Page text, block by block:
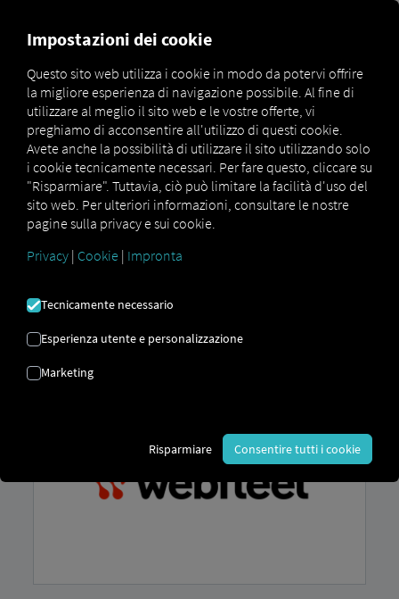
Marketplace Connectors Webfleet Connect
WEBFLEET
ONBOARDING
Istruzioni passo passo per
per connettersi.
Impostazioni dei cookie
Questo sito web utilizza i cookie in modo da potervi offrire
la migliore esperienza di navigazione possibile. Al fine di
utilizzare al meglio il sito web e le vostre offerte, vi
preghiamo di acconsentire all'utilizzo di questi cookie.
Avete anche la possibilità di utilizzare il sito utilizzando solo
i cookie tecnicamente necessari. Per fare questo, cliccare su
"Risparmiare". Tuttavia, ciò può limitare la facilità d'uso del
sito web. Per ulteriori informazioni, consultare le nostre
pagine sulla privacy e sui cookie.
Privacy | Cookie | Impronta
Tecnicamente necessario
Esperienza utente e personalizzazione
Marketing
Risparmiare Consentire tutti i cookie